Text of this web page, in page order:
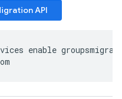
API
enable